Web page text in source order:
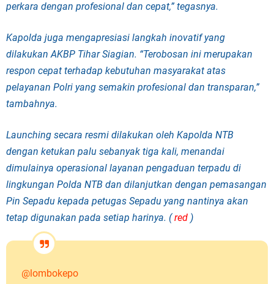
perkara dengan profesional dan cepat,” tegasnya.
Kapolda juga mengapresiasi langkah inovatif yang
dilakukan AKBP Tihar Siagian. “Terobosan ini merupakan
respon cepat terhadap kebutuhan masyarakat atas
pelayanan Polri yang semakin profesional dan transparan,”
tambahnya.
Launching secara resmi dilakukan oleh Kapolda NTB
dengan ketukan palu sebanyak tiga kali, menandai
dimulainya operasional layanan pengaduan terpadu di
lingkungan Polda NTB dan dilanjutkan dengan pemasangan
Pin Sepadu kepada petugas Sepadu yang nantinya akan
tetap digunakan pada setiap harinya. (red )
@lombokepo